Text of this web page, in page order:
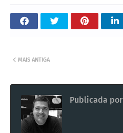
MAIS ANTIGA
Publicada por